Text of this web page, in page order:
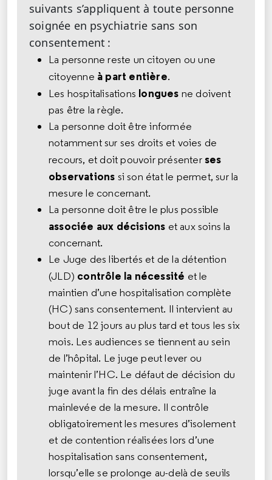
suivants s’appliquent à toute personne
soignée en psychiatrie sans son
consentement :
La personne reste un citoyen ou une
citoyenne à part entière.
Les hospitalisations longues ne doivent
pas être la règle.
La personne doit être informée
notamment sur ses droits et voies de
recours, et doit pouvoir présenterses
observations si son état le permet, sur la
mesure le concernant.
La personne doit être le plus possible
associée aux décisions et aux soins la
concernant.
Le Juge des libertés et de la détention
(JLD) contrôle la nécessité et le
maintien d’une hospitalisation complète
(HC) sans consentement. Il intervient au
bout de 12 jours au plus tard et tous les six
mois. Les audiences se tiennent au sein
de l’hôpital. Le juge peut lever ou
maintenir l’HC. Le défaut de décision du
juge avant la fin des délais entraîne la
mainlevée de la mesure. Il contrôle
obligatoirement les mesures d’isolement
et de contention réalisées lors d’une
hospitalisation sans consentement,
lorsqu’elle se prolonge au-delà de seuils